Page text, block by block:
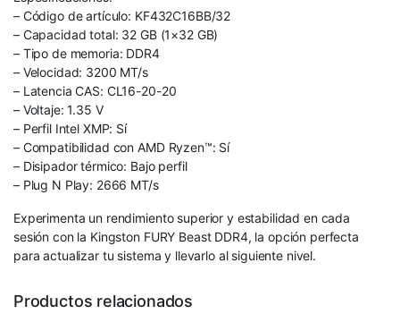
– Código de artículo: KF432C16BB/32
– Capacidad total: 32 GB (1×32 GB)
– Tipo de memoria: DDR4
– Velocidad: 3200 MT/s
– Latencia CAS: CL16-20-20
– Voltaje: 1.35 V
– Perfil Intel XMP: Sí
– Compatibilidad con AMD Ryzen™: Sí
– Disipador térmico: Bajo perfil
– Plug N Play: 2666 MT/s
Experimenta un rendimiento superior y estabilidad en cada
sesión con la Kingston FURY Beast DDR4, la opción perfecta
para actualizar tu sistema y llevarlo al siguiente nivel.
Productos relacionados